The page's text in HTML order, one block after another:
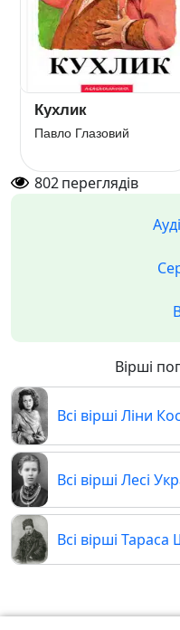
Кухлик
Павло Глазовий
802переглядів
Вірші
Всі вірші Ліни
Всі вірші Лесі
Всі вірші